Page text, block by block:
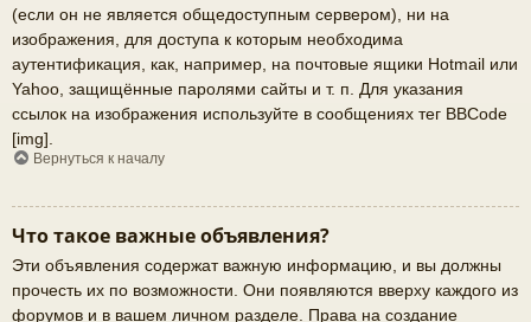
(если он не является общедоступным сервером), ни на
изображения, для доступа к которым необходима
аутентификация, как, например, на почтовые ящики Hotmail или
Yahoo, защищённые паролями сайты и т. п. Для указания
ссылок на изображения используйте в сообщениях тег BBCode
[img].
Вернуться к началу
Что такое важные объявления?
Эти объявления содержат важную информацию, и вы должны
прочесть их по возможности. Они появляются вверху каждого из
форумов и в вашем личном разделе. Права на создание